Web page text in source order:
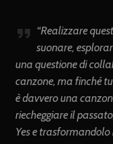
“Realizzare
suonare,
una questione di
canzone, ma finché
è davvero una
riecheggiare il
Yes e trasformandolo